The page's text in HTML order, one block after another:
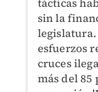
sin la
esfuerzos
cruces
más del 85